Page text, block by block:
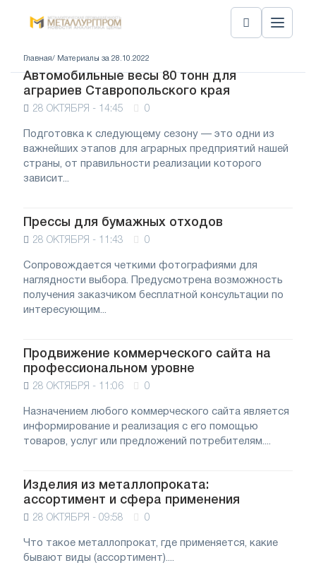
Главная/ Материалы за 28.10.2022
Автомобильные весы 80 тонн для
аграриев Ставропольского края
28 ОКТЯБРЯ - 14:45 0
Подготовка к следующему сезону — это одни из
важнейших этапов для аграрных предприятий нашей
страны, от правильности реализации которого
зависит...
Прессы для бумажных отходов
28 ОКТЯБРЯ - 11:43 0
Сопровождается четкими фотографиями для
наглядности выбора. Предусмотрена возможность
получения заказчиком бесплатной консультации по
интересующим...
Продвижение коммерческого сайта на
профессиональном уровне
28 ОКТЯБРЯ - 11:06 0
Назначением любого коммерческого сайта является
информирование и реализация с его помощью
товаров, услуг или предложений потребителям....
Изделия из металлопроката:
ассортимент и сфера применения
28 ОКТЯБРЯ - 09:58 0
Что такое металлопрокат, где применяется, какие
бывают виды (ассортимент)....